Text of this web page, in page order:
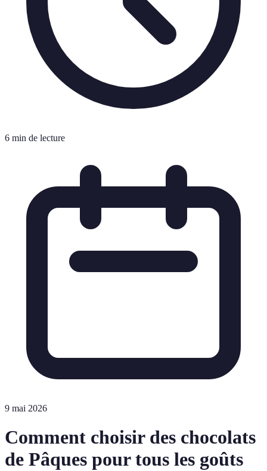
6 min de lecture
9 mai 2026
Comment choisir des chocolats
de Pâques pour tous les goûts